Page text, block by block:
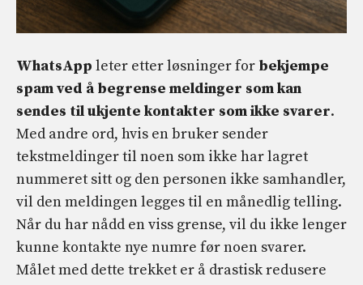
WhatsApp leter etter løsninger for bekjempe
spam ved å begrense meldinger som kan
sendes til ukjente kontakter som ikke svarer.
Med andre ord, hvis en bruker sender
tekstmeldinger til noen som ikke har lagret
nummeret sitt og den personen ikke samhandler,
vil den meldingen legges til en månedlig telling.
Når du har nådd en viss grense, vil du ikke lenger
kunne kontakte nye numre før noen svarer.
Målet med dette trekket er å drastisk redusere